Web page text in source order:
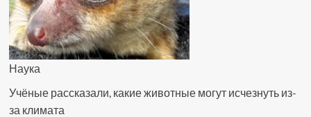
Наука
Учёные рассказали, какие животные могут исчезнуть из-
за климата